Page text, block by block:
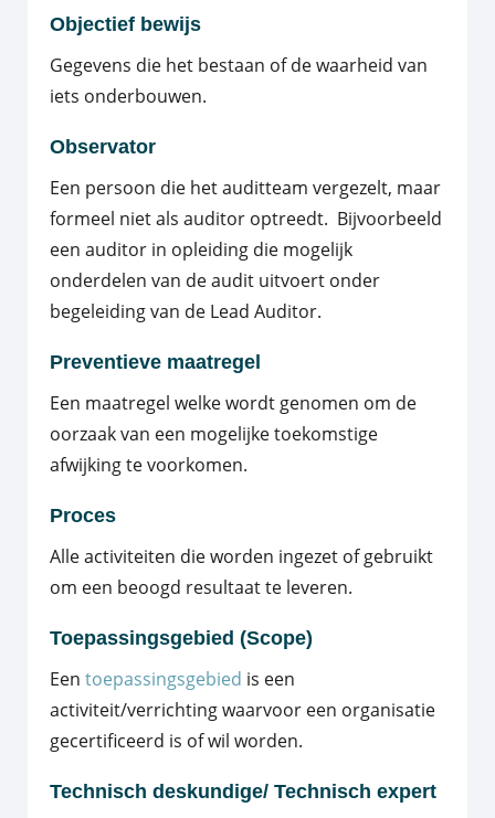
Objectief bewijs
Gegevens die het bestaan of de waarheid van
iets onderbouwen.
Observator
Een persoon die het auditteam vergezelt, maar
formeel niet als auditor optreedt. Bijvoorbeeld
een auditor in opleiding die mogelijk
onderdelen van de audit uitvoert onder
begeleiding van de Lead Auditor.
Preventieve maatregel
Een maatregel welke wordt genomen om de
oorzaak van een mogelijke toekomstige
afwijking te voorkomen.
Proces
Alle activiteiten die worden ingezet of gebruikt
om een beoogd resultaat te leveren.
Toepassingsgebied (Scope)
Een toepassingsgebied is een
activiteit/verrichting waarvoor een organisatie
gecertificeerd is of wil worden.
Technisch deskundige/ Technisch expert